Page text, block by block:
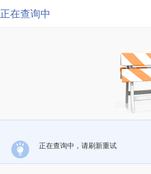
正在查询中
正在查询中，请刷新重试